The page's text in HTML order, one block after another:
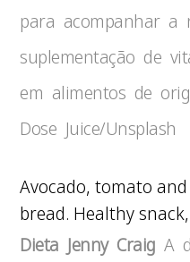
para acompanhar a
suplementação de
em alimentos de
Dose Juice/Unsplash
Avocado, tomato
bread. Healthy
Dieta Jenny Craig A